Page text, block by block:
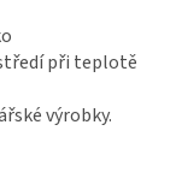
při teplotě
výrobky.